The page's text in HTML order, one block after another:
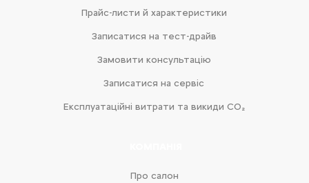
Прайс-листи й характеристики
Записатися на тест-драйв
Замовити консультацію
Записатися на сервіс
Експлуатаційні витрати та викиди CO₂
Про салон